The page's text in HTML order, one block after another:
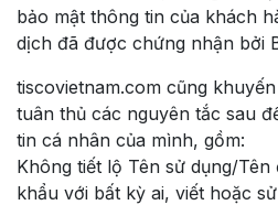
bảo mật thông tin của khách
dịch đã được chứng nhận bởi
tiscovietnam.com cũng
tuân thủ các nguyên tắc sau
tin cá nhân của mình, gồm:
Không tiết lộ Tên sử dụng/
khẩu với bất kỳ ai, viết hoặc